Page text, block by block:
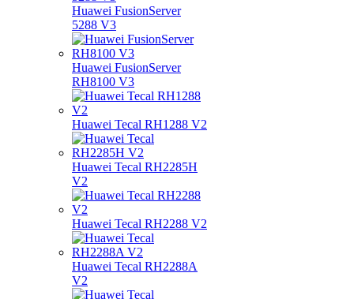
Huawei FusionServer
5288 V3
Huawei FusionServer
RH8100 V3
Huawei Tecal RH1288 V2
Huawei Tecal RH2285H
V2
Huawei Tecal RH2288 V2
Huawei Tecal RH2288A
V2